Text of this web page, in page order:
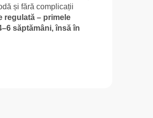
și fără complicații
regulată – primele
săptămâni, însă în